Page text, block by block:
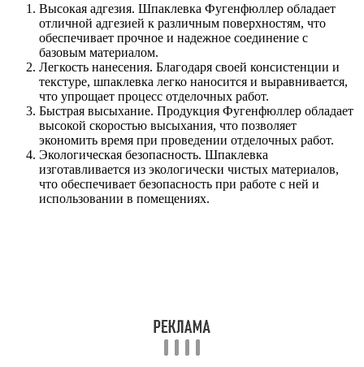
Высокая адгезия. Шпаклевка Фугенфюллер обладает
отличной адгезией к различным поверхностям, что
обеспечивает прочное и надежное соединение с
базовым материалом.
Легкость нанесения. Благодаря своей консистенции и
текстуре, шпаклевка легко наносится и выравнивается,
что упрощает процесс отделочных работ.
Быстрая высыхание. Продукция Фугенфюллер обладает
высокой скоростью высыхания, что позволяет
экономить время при проведении отделочных работ.
Экологическая безопасность. Шпаклевка
изготавливается из экологически чистых материалов,
что обеспечивает безопасность при работе с ней и
использовании в помещениях.